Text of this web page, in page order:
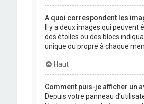
A quoi correspondent les
Il y a deux images qui
des étoiles ou des blocs
unique ou propre à chaque
Haut
Comment puis-je afficher un
Depuis votre panneau